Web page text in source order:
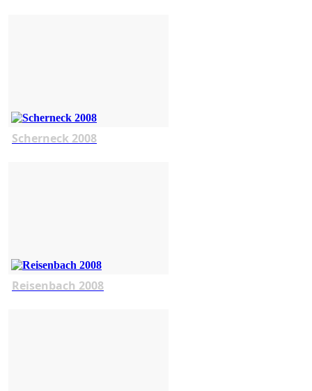
Scherneck 2008
Reisenbach 2008